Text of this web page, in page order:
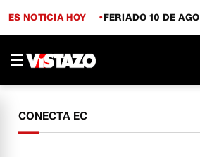
ES NOTICIA HOY FERIADO 10 DE
CONECTA EC